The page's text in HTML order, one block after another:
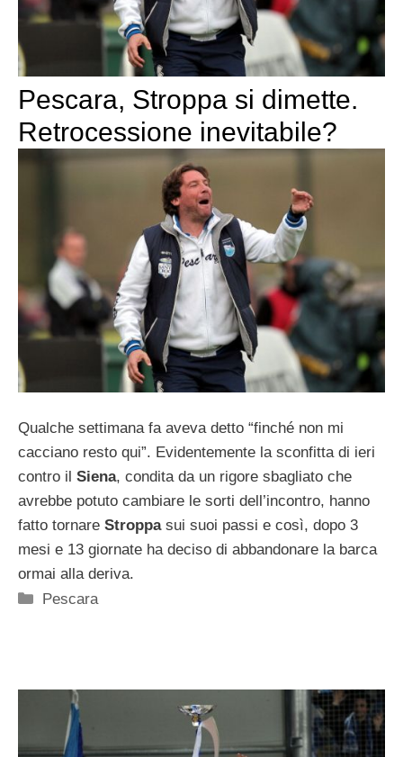
Pescara, Stroppa si dimette.
Retrocessione inevitabile?
Qualche settimana fa aveva detto “finché non mi
cacciano resto qui”. Evidentemente la sconfitta di ieri
contro il Siena, condita da un rigore sbagliato che
avrebbe potuto cambiare le sorti dell’incontro, hanno
fatto tornare Stroppasui suoi passi e così, dopo 3
mesi e 13 giornate ha deciso di abbandonare la barca
ormai alla deriva.
Categorie
Pescara